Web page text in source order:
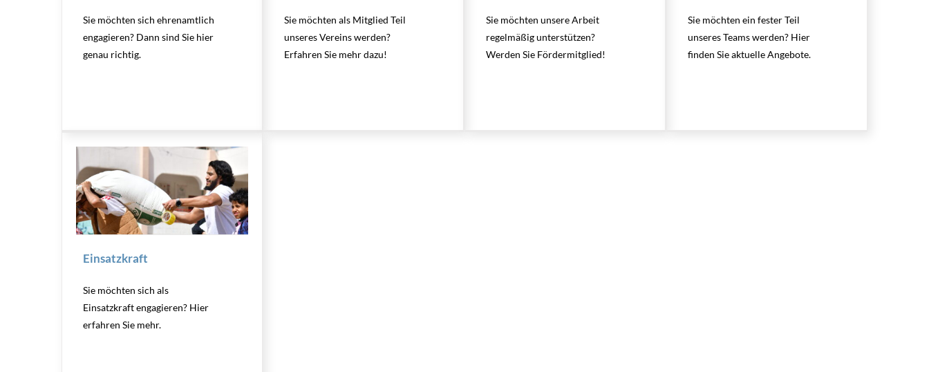
Sie möchten sich ehrenamtlich
engagieren? Dann sind Sie hier
genau richtig.
Sie möchten als Mitglied Teil
unseres Vereins werden?
Erfahren Sie mehr dazu!
Sie möchten unsere Arbeit
regelmäßig unterstützen?
Werden Sie Fördermitglied!
Sie möchten ein fester Teil
unseres Teams werden? Hier
finden Sie aktuelle Angebote.
Einsatzkraft
Sie möchten sich als
Einsatzkraft engagieren? Hier
erfahren Sie mehr.